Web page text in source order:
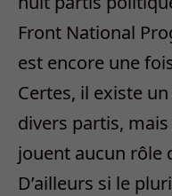
Front National
est encore une
Certes, il existe
divers partis, mais
jouent aucun rôle
D’ailleurs si le